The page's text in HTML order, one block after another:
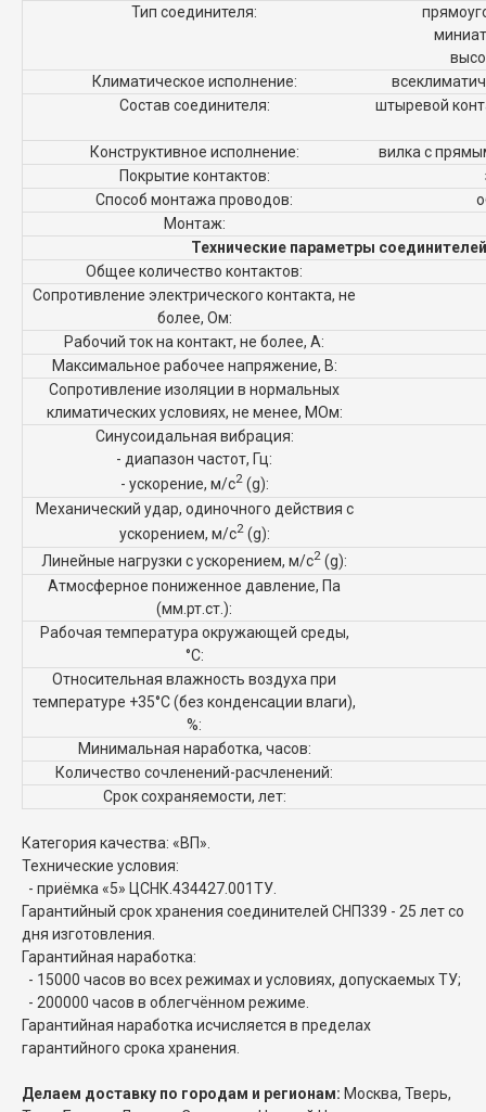
Тип соединителя:
Климатическое исполнение:
Состав соединителя:
штыревой
Конструктивное исполнение:
вилка с
Покрытие контактов:
Способ монтажа проводов:
Монтаж:
Технические параметры
Общее количество контактов:
Сопротивление электрического контакта, не
более, Ом:
Рабочий ток на контакт, не более, А:
Максимальное рабочее напряжение, В:
Сопротивление изоляции в нормальных
климатических условиях, не менее, МОм:
Синусоидальная вибрация:
- диапазон частот, Гц:
- ускорение, м/с2(g):
Механический удар, одиночного действия с
ускорением, м/с2(g):
Линейные нагрузки с ускорением, м/с2 (g):
Атмосферное пониженное давление, Па
(мм.рт.ст.):
Рабочая температура окружающей среды,
°C:
Относительная влажность воздуха при
температуре +35°С (без конденсации влаги),
%:
Минимальная наработка, часов:
Количество сочленений-расчленений:
Срок сохраняемости, лет:
Категория качества: «ВП».
Технические условия:
- приёмка «5» ЦСНК.434427.001ТУ.
Гарантийный срок хранения соединителей СНП339 - 25 лет со
дня изготовления.
Гарантийная наработка:
- 15000 часов во всех режимах и условиях, допускаемых ТУ;
- 200000 часов в облегчённом режиме.
Гарантийная наработка исчисляется в пределах
гарантийного срока хранения.
Делаем доставку по городам и регионам: Москва, Тверь,